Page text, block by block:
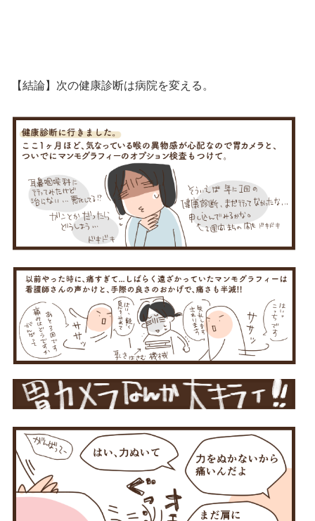
【結論】次の健康診断は病院を変える。